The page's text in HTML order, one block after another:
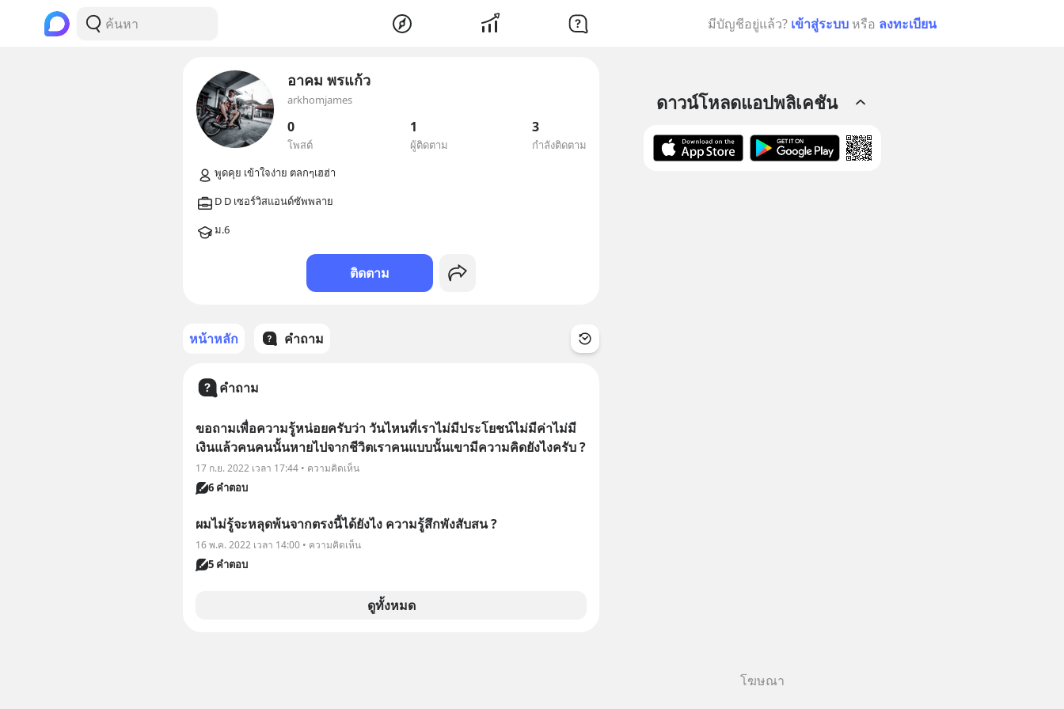
มีบัญชีอยู่แล้ว? เข้าสู่ระบบ หรือ ลงทะเบียน
อาคม พรแก้ว
arkhomjames
0
โพสต์
1
ผู้ติดตาม
3
กำลังติดตาม
ม.6
ติดตาม
หน้าหลัก คำถาม
คำถาม
ขอถามเพื่อความรู้หน่อยครับว่า วันไหนที่เราไม่มีประโยชน์ไม่มีค่าไม่มี
เงินแล้วคนคนนั้นหายไปจากชีวิตเราคนแบบนั้นเขามีความคิดยังไงครับ ?
17 ก.ย. 2022 เวลา 17:44 • ความคิดเห็น
6 คำตอบ
ผมไม่รู้จะหลุดพ้นจากตรงนี้ได้ยังไง ความรู้สึกพังสับสน ?
16 พ.ค. 2022 เวลา 14:00 • ความคิดเห็น
5 คำตอบ
ดูทั้งหมด
ดาวน์โหลดแอปพลิเคชัน
โฆษณา